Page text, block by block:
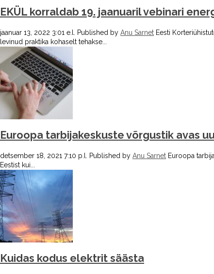
EKÜL korraldab 19. jaanuaril vebinari
jaanuar 13, 2022 3:01 e.l. Published by Anu Sarnet Eesti
levinud praktika kohaselt tehakse...
Euroopa tarbijakeskuste võrgustik avas
detsember 18, 2021 7:10 p.l. Published by Anu Sarnet Euroopa
Eestist kui...
Kuidas kodus elektrit säästa